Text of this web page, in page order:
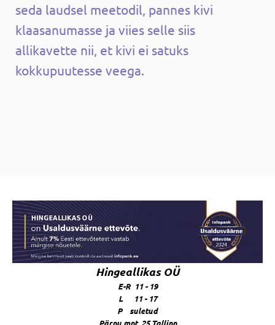
seda laudsel meetodil, pannes kivi
klaasanumasse ja viies selle siis
allikavette nii, et kivi ei satuks
kokkupuutesse veega.
Hingeallikas OÜ
E-R 11 - 19
L 11 - 17
P suletud
Pärnu mnt. 25 Tallinn